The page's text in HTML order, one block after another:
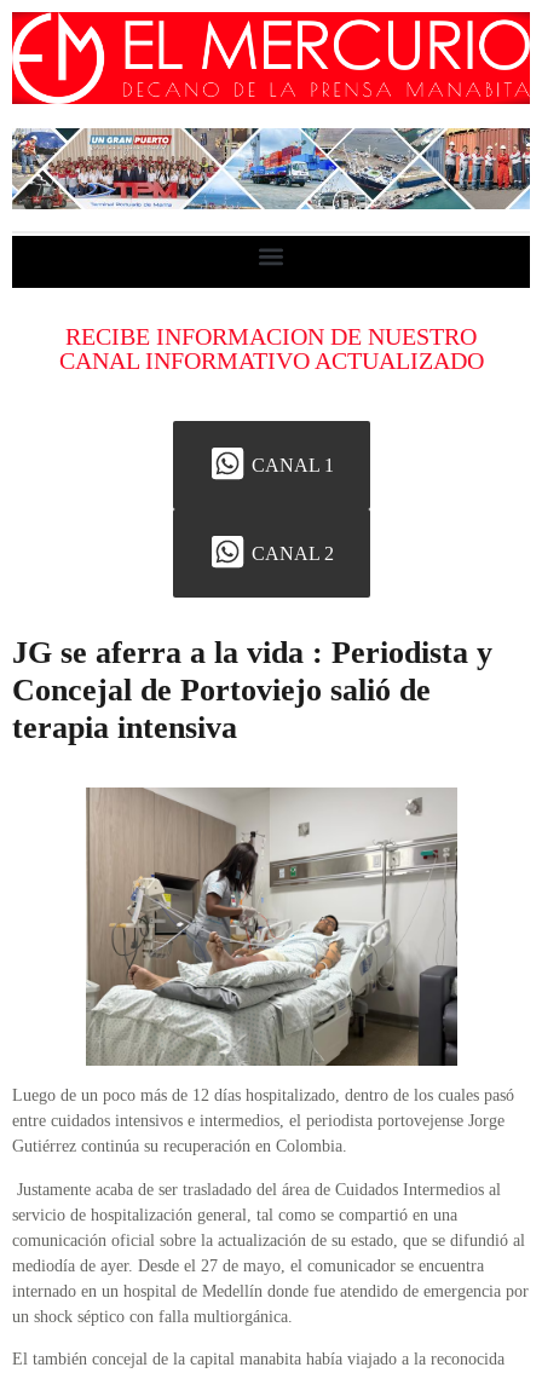
RECIBE INFORMACION DE NUESTRO
CANAL INFORMATIVO ACTUALIZADO
CANAL 1
CANAL 2
JG se aferra a la vida : Periodista y
Concejal de Portoviejo salió de
terapia intensiva
Luego de un poco más de 12 días hospitalizado, dentro de los cuales pasó
entre cuidados intensivos e intermedios, el periodista portovejense Jorge
Gutiérrez continúa su recuperación en Colombia.
Justamente acaba de ser trasladado del área de Cuidados Intermedios al
servicio de hospitalización general, tal como se compartió en una
comunicación oficial sobre la actualización de su estado, que se difundió al
mediodía de ayer. Desde el 27 de mayo, el comunicador se encuentra
internado en un hospital de Medellín donde fue atendido de emergencia por
un shock séptico con falla multiorgánica.
El también concejal de la capital manabita había viajado a la reconocida